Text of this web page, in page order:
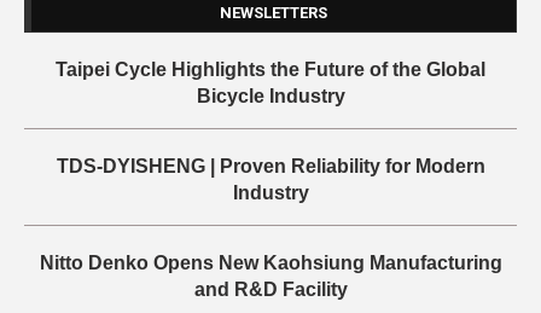
NEWSLETTERS
Taipei Cycle Highlights the Future of the Global
Bicycle Industry
TDS-DYISHENG | Proven Reliability for Modern
Industry
Nitto Denko Opens New Kaohsiung Manufacturing
and R&D Facility